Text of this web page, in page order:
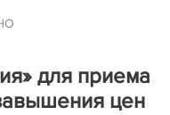
для приема
цен